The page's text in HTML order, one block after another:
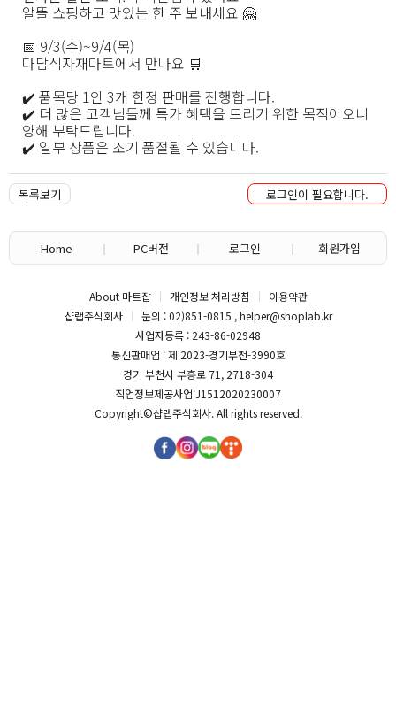
알뜰 쇼핑하고 맛있는 한 주 보내세요 🤗
📅 9/3(수)~9/4(목)
다담식자재마트에서 만나요 🛒
✔️ 품목당 1인 3개 한정 판매를 진행합니다.
✔️ 더 많은 고객님들께 특가 혜택을 드리기 위한 목적이오니
양해 부탁드립니다.
✔️ 일부 상품은 조기 품절될 수 있습니다.
목록보기 로그인이 필요합니다.
Home PC버전 로그인 회원가입
About 마트잡 개인정보 처리방침
이용약관
샵랩주식회사
문의 : 02)851-0815 , helper@shoplab.kr
사업자등록 : 243-86-02948
통신판매업 : 제 2023-경기부천-3990호
경기 부천시 부흥로 71, 2718-304
직업정보제공사업:J1512020230007
Copyright©샵랩주식회사. All rights reserved.